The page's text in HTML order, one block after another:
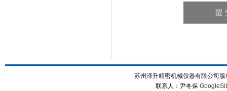
苏州泽升精密机械仪器有限公司
联系人：尹冬保